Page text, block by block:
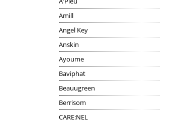
Amill
Angel Key
Anskin
Ayoume
Baviphat
Beauugreen
Berrisom
CARE:NEL